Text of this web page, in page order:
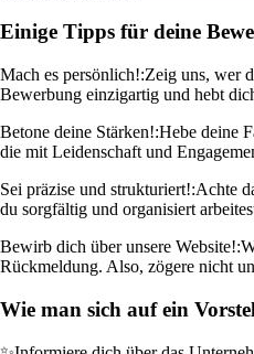
Einige Tipps für deine
Mach es persönlich!:Zeig uns, wer
Bewerbung einzigartig und hebt
Betone deine Stärken!:Hebe deine
die mit Leidenschaft und
Sei präzise und strukturiert!:Achte
du sorgfältig und organisiert
Bewirb dich über unsere Website!:
Rückmeldung. Also, zögere nicht
Wie man sich auf ein